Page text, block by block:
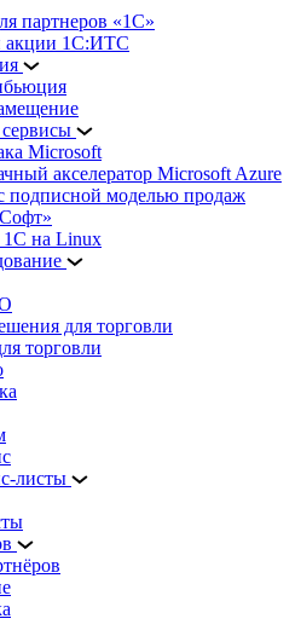
партнеров «1С»
акции 1С:ИТС
Microsoft
акселератор Microsoft Azure
подписной моделью продаж
1С на Linux
для торговли
торговли
листы